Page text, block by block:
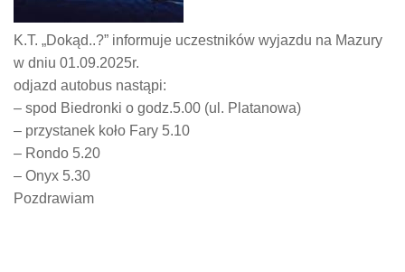
K.T. „Dokąd..?” informuje uczestników wyjazdu na Mazury
w dniu 01.09.2025r.
odjazd autobus nastąpi:
– spod Biedronki o godz.5.00 (ul. Platanowa)
– przystanek koło Fary 5.10
– Rondo 5.20
– Onyx 5.30
Pozdrawiam